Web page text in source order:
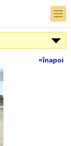
«înapoi